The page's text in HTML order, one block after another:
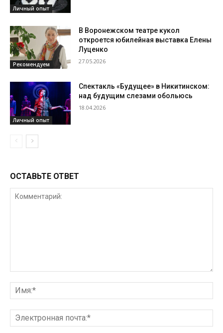
Личный опыт
Рекомендуем
В Воронежском театре кукол
откроется юбилейная выставка Елены
Луценко
27.05.2026
Личный опыт
Спектакль «Будущее» в Никитинском:
над будущим слезами обольюсь
18.04.2026
ОСТАВЬТЕ ОТВЕТ